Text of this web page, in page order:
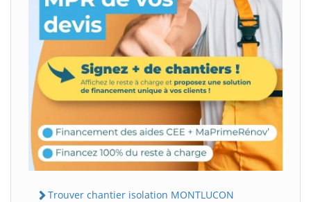
Trouver chantier isolation MONTLUCON